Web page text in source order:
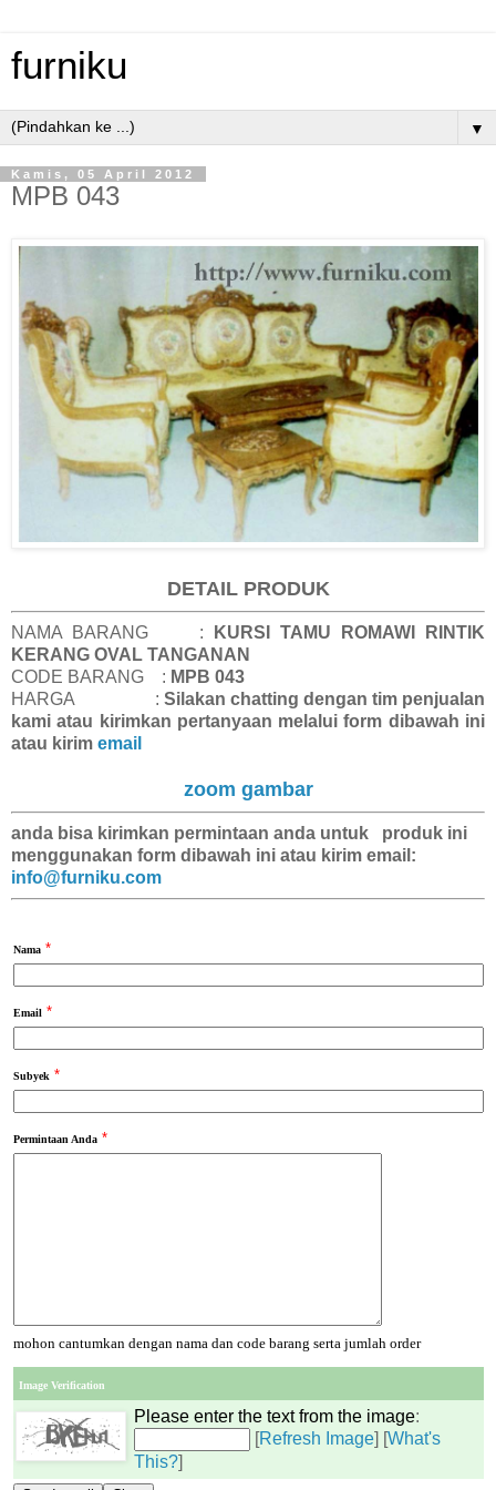
furniku
▼
Kamis, 05 April 2012
MPB 043
DETAIL PRODUK
NAMA BARANG : KURSI TAMU ROMAWI RINTIK
KERANG OVAL TANGANAN
CODE BARANG : MPB 043
HARGA : Silakan chatting dengan tim penjualan
kami atau kirimkan pertanyaan melalui form dibawah ini
atau kirim email
zoom gambar
anda bisa kirimkan permintaan anda untuk produk ini
menggunakan form dibawah ini atau kirim email:
info@furniku.com
Nama *
Email *
Subyek *
Permintaan Anda *
mohon cantumkan dengan nama dan code barang serta jumlah order
Image Verification
Please enter the text from the image:
Refresh Image
What's
This?